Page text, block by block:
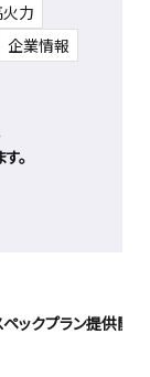
火力
企業情報
。
ペックプラン提供開